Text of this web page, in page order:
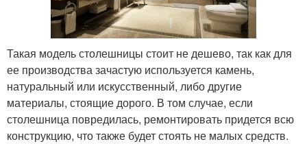
Такая модель столешницы стоит не дешево, так как для
ее производства зачастую используется камень,
натуральный или искусственный, либо другие
материалы, стоящие дорого. В том случае, если
столешница повредилась, ремонтировать придется всю
конструкцию, что также будет стоять не малых средств.